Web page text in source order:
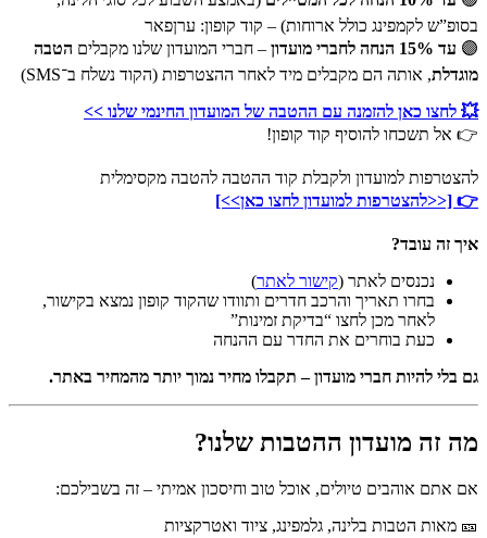
בסופ”ש לקמפינג כולל ארוחות) – קוד קופון: ערןפאר
🟣 עד 15% הנחה לחברי מועדון – חברי המועדון שלנו מקבלים הטבה
מוגדלת, אותה הם מקבלים מיד לאחר ההצטרפות (הקוד נשלח ב־SMS)
💥 לחצו כאן להזמנה עם ההטבה של המועדון החינמי שלנו >>
👉 אל תשכחו להוסיף קוד קופון!
להצטרפות למועדון ולקבלת קוד ההטבה להטבה מקסימלית
👉 [<<להצטרפות למועדון לחצו כאן>>]
איך זה עובד?
נכנסים לאתר (קישור לאתר)
בחרו תאריך והרכב חדרים ותוודו שהקוד קופון נמצא בקישור,
לאחר מכן לחצו “בדיקת זמינות”
כעת בוחרים את החדר עם ההנחה
גם בלי להיות חברי מועדון – תקבלו מחיר נמוך יותר מהמחיר באתר.
מה זה מועדון ההטבות שלנו?
אם אתם אוהבים טיולים, אוכל טוב וחיסכון אמיתי – זה בשבילכם:
🎫 מאות הטבות בלינה, גלמפינג, ציוד ואטרקציות